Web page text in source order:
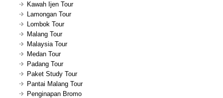
Kawah Ijen Tour
Lamongan Tour
Lombok Tour
Malang Tour
Malaysia Tour
Medan Tour
Padang Tour
Paket Study Tour
Pantai Malang Tour
Penginapan Bromo